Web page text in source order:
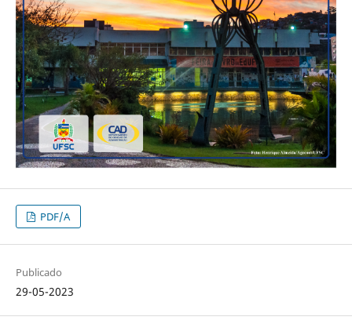
PDF/A
Publicado
29-05-2023